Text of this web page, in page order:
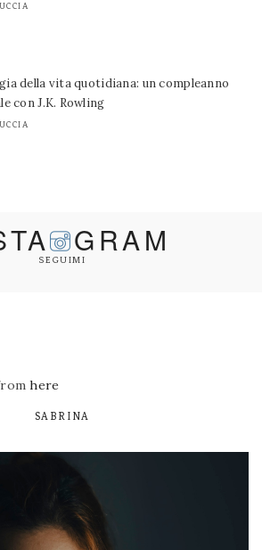
della vita quotidiana: un compleanno
con J.K. Rowling
GRAM
SEGUIMI
here
SABRINA